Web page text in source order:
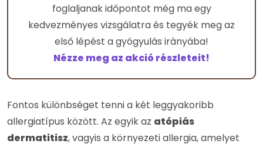
foglaljanak időpontot még ma egy
kedvezményes vizsgálatra és tegyék meg az
első lépést a gyógyulás irányába!
Nézze meg az akció részleteit!
Fontos különbséget tenni a két leggyakoribb
allergiatípus között. Az egyik az atópiás
dermatitisz, vagyis a környezeti allergia, amelyet